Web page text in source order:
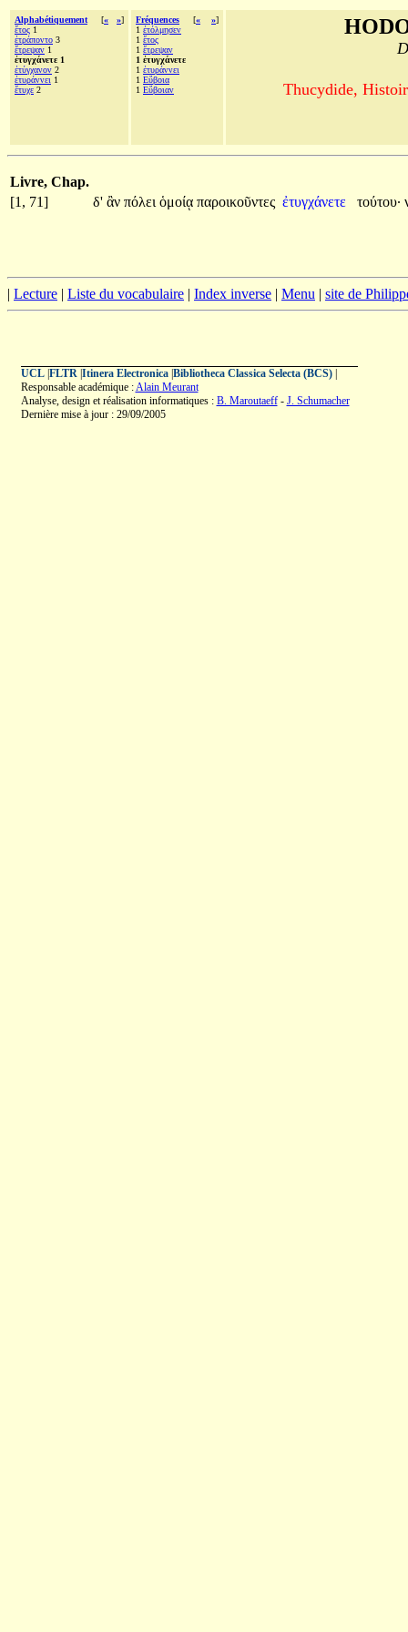
Alphabétiquement [« »]
ἔτος 1
ἐτράποντο 3
ἔτρεψαν 1
ἐτυγχάνετε 1
ἐτύγχανον 2
ἐτυράννει 1
ἔτυχε 2
Fréquences [« »]
1 ἐτόλμησεν
1 ἔτος
1 ἔτρεψαν
1 ἐτυγχάνετε
1 ἐτυράννει
1 Εὔβοια
1 Εὔβοιαν Thucydide,
Livre, Chap.
[1, 71]
δ' ἂν πόλει ὁμοίᾳ παροικοῦντες ἐτυγχάνετε τούτου·
| Lecture | Liste du vocabulaire | Index inverse | Menu | site de
UCL| FLTR| Itinera Electronica| Bibliotheca Classica Selecta (BCS)|
Responsable académique :Alain Meurant
Analyse, design et réalisation informatiques : B. Maroutaeff- J. Schumacher
Dernière mise à jour : 29/09/2005